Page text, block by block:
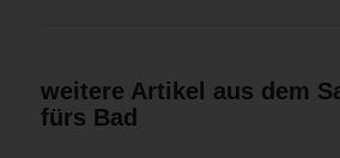
weitere Artikel aus dem
fürs Bad